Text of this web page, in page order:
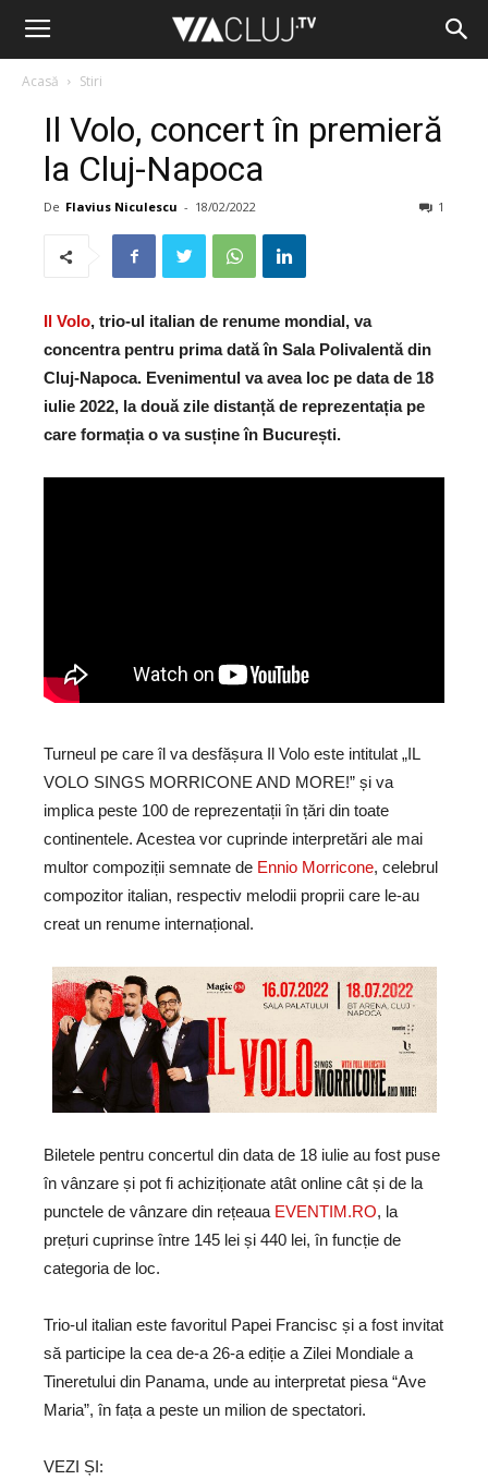
Acasă Stiri
Il Volo, concert în premieră
la Cluj-Napoca
De Flavius Niculescu - 18/02/2022 1
Il Volo, trio-ul italian de renume mondial, va
concentra pentru prima dată în Sala Polivalentă din
Cluj-Napoca. Evenimentul va avea loc pe data de 18
iulie 2022, la două zile distanță de reprezentația pe
care formația o va susține în București.
Turneul pe care îl va desfășura Il Volo este intitulat „IL
VOLO SINGS MORRICONE AND MORE!” și va
implica peste 100 de reprezentații în țări din toate
continentele. Acestea vor cuprinde interpretări ale mai
multor compoziții semnate de Ennio Morricone, celebrul
compozitor italian, respectiv melodii proprii care le-au
creat un renume internațional.
Biletele pentru concertul din data de 18 iulie au fost puse
în vânzare și pot fi achiziționate atât online cât și de la
punctele de vânzare din rețeaua EVENTIM.RO, la
prețuri cuprinse între 145 lei și 440 lei, în funcție de
categoria de loc.
Trio-ul italian este favoritul Papei Francisc și a fost invitat
să participe la cea de-a 26-a ediție a Zilei Mondiale a
Tineretului din Panama, unde au interpretat piesa “Ave
Maria”, în fața a peste un milion de spectatori.
VEZI ȘI: